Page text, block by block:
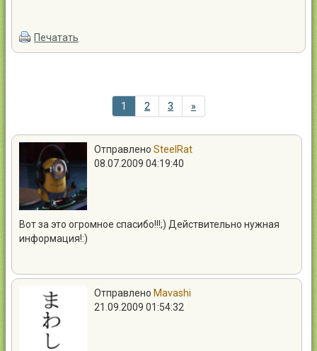
Печатать
1 2 3 »
Отправлено SteelRat
08.07.2009 04:19:40
Вот за это огромное спасибо!!!;) Действительно нужная
информация!:)
Отправлено Mavashi
21.09.2009 01:54:32